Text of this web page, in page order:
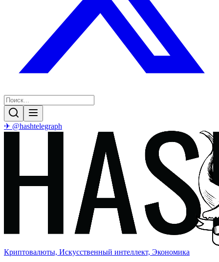
✈ @hashtelegraph
Криптовалюты, Искусственный интеллект, Экономика